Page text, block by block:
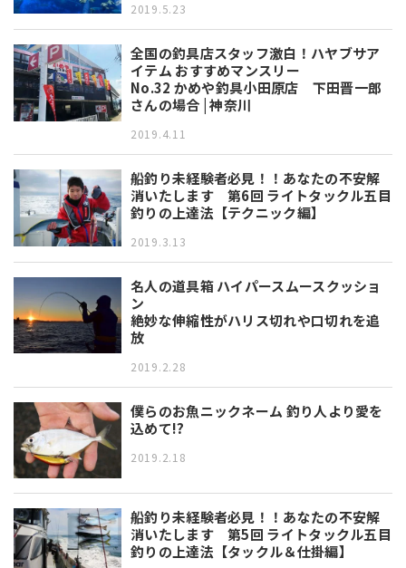
2019.5.23
全国の釣具店スタッフ激白！ハヤブサア
イテム おすすめマンスリー
No.32 かめや釣具小田原店 下田晋一郎
さんの場合 | 神奈川
2019.4.11
船釣り未経験者必見！！あなたの不安解
消いたします 第6回 ライトタックル五目
釣りの上達法【テクニック編】
2019.3.13
名人の道具箱 ハイパースムースクッショ
ン
絶妙な伸縮性がハリス切れや口切れを追
放
2019.2.28
僕らのお魚ニックネーム 釣り人より愛を
込めて!?
2019.2.18
船釣り未経験者必見！！あなたの不安解
消いたします 第5回 ライトタックル五目
釣りの上達法【タックル＆仕掛編】